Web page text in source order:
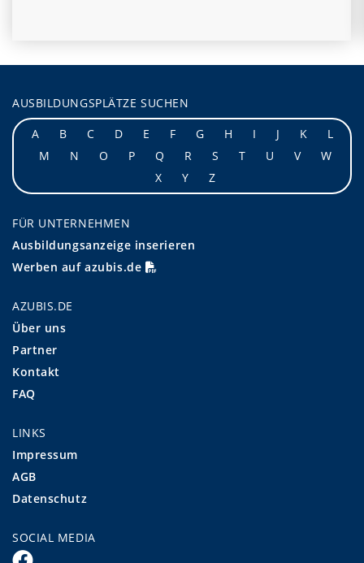
AUSBILDUNGSPLÄTZE SUCHEN
A
B C D E F G H I J K
L
M
N O P Q R S T U V
W
X
Y Z
FÜR UNTERNEHMEN
Ausbildungsanzeige inserieren
Werben auf azubis.de
AZUBIS.DE
Über uns
Partner
Kontakt
FAQ
LINKS
Impressum
AGB
Datenschutz
SOCIAL MEDIA